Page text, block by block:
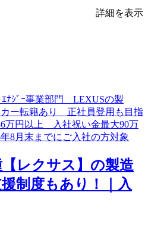
詳細を表示
レクサス】の製造
制度もあり！｜入